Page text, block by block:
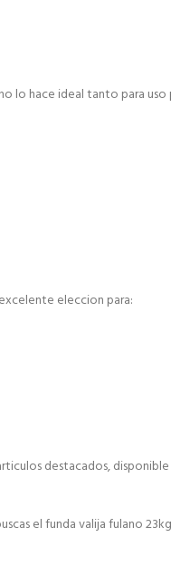
lo hace ideal tanto para
eleccion para:
destacados,
el funda valija fulano